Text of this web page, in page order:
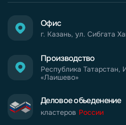
Деловое обьеденение
кластеров России
Производство
Республика Татарстан,
«Лаишево»
Офис
г. Казань, ул. Сибгата